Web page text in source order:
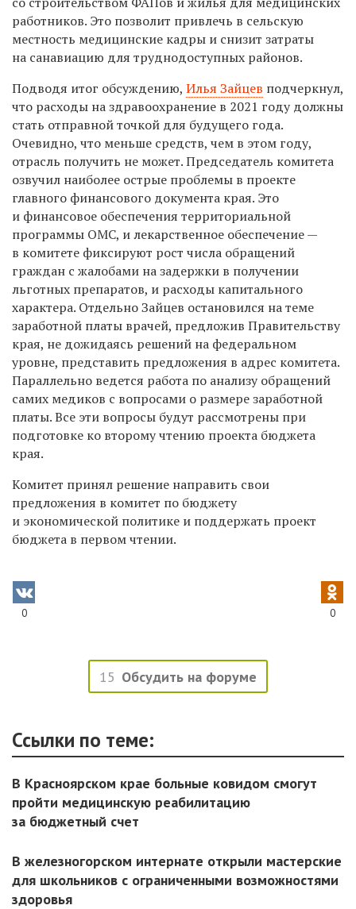
работников. Это позволит привлечь в сельскую
местность медицинские кадры и снизит затраты
на санавиацию для труднодоступных районов.
Подводя итог обсуждению, Илья Зайцев подчеркнул,
что расходы на здравоохранение в 2021 году должны
стать отправной точкой для будущего года.
Очевидно, что меньше средств, чем в этом году,
отрасль получить не может. Председатель комитета
озвучил наиболее острые проблемы в проекте
главного финансового документа края. Это
и финансовое обеспечения территориальной
программы ОМС, и лекарственное обеспечение —
в комитете фиксируют рост числа обращений
граждан с жалобами на задержки в получении
льготных препаратов, и расходы капитального
характера. Отдельно Зайцев остановился на теме
заработной платы врачей, предложив Правительству
края, не дожидаясь решений на федеральном
уровне, представить предложения в адрес комитета.
Параллельно ведется работа по анализу обращений
самих медиков с вопросами о размере заработной
платы. Все эти вопросы будут рассмотрены при
подготовке ко второму чтению проекта бюджета
края.
Комитет принял решение направить свои
предложения в комитет по бюджету
и экономической политике и поддержать проект
бюджета в первом чтении.
0 0
15 Обсудить на форуме
Ссылки по теме:
В Красноярском крае больные ковидом смогут
пройти медицинскую реабилитацию
за бюджетный счет
В железногорском интернате открыли мастерские
для школьников с ограниченными возможностями
здоровья